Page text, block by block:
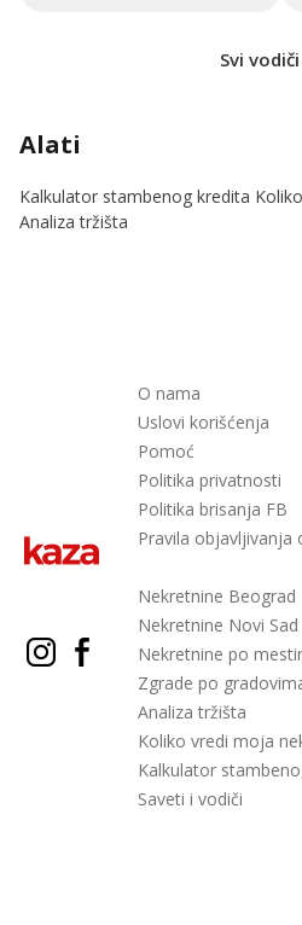
Svi
Alati
Kalkulator stambenog kredita
Analiza tržišta
O nama
Uslovi korišćenja
Pomoć
Politika privatnosti
Politika brisanja FB
Pravila objavljivanja
Nekretnine Beograd
Nekretnine Novi Sad
Nekretnine po
Zgrade po
Analiza tržišta
Koliko vredi moja
Kalkulator
Saveti i vodiči